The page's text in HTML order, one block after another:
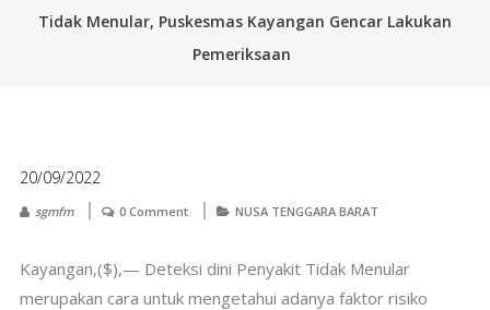
Tidak Menular, Puskesmas Kayangan Gencar Lakukan
Pemeriksaan
20/09/2022
sgmfm 0 Comment NUSA TENGGARA BARAT
Kayangan,($),— Deteksi dini Penyakit Tidak Menular
merupakan cara untuk mengetahui adanya faktor risiko